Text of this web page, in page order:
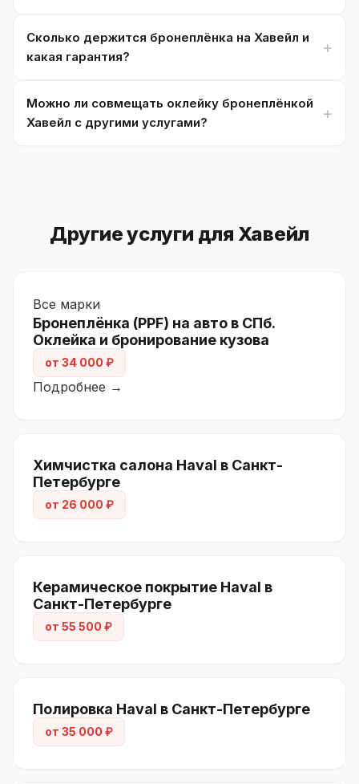
Сколько держится бронеплёнка на Хавейл и
какая гарантия?
Можно ли совмещать оклейку бронеплёнкой
Хавейл с другими услугами?
Другие услуги для Хавейл
Все марки
Бронеплёнка (PPF) на авто в СПб.
Оклейка и бронирование кузова
от 34 000 ₽
Подробнее →
Химчистка салона Haval в Санкт-
Петербурге
от 26 000 ₽
Керамическое покрытие Haval в
Санкт-Петербурге
от 55 500 ₽
Полировка Haval в Санкт-Петербурге
от 35 000 ₽